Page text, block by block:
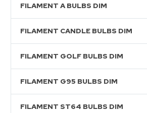
FILAMENT A BULBS DIM
FILAMENT CANDLE BULBS DIM
FILAMENT GOLF BULBS DIM
FILAMENT G95 BULBS DIM
FILAMENT ST64 BULBS DIM